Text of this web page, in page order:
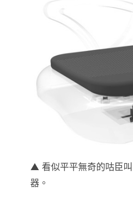
▲ 看似平平無奇的咕臣
器。